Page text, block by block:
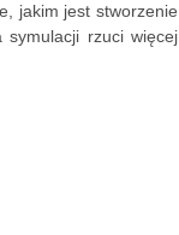
jakim jest stworzenie
symulacji rzuci więcej